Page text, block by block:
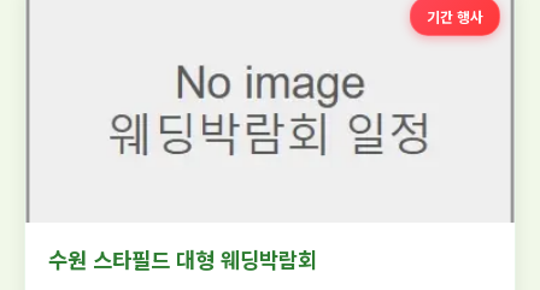
기간 행사
수원 스타필드 대형 웨딩박람회